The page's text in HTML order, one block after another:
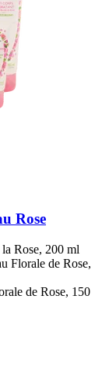
Rose
Rose, 200 ml
Florale de Rose,
de Rose, 150